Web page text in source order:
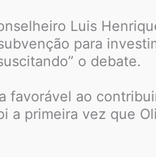
Luis
para
o debate.
favorável ao
a primeira vez que